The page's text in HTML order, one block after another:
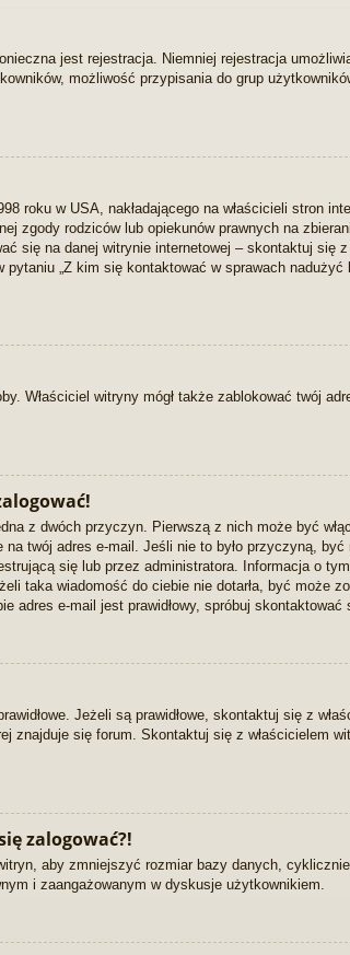
jest rejestracja. Niemniej rejestracja
możliwość przypisania do grup
roku w USA, nakładającego na właścicieli stron
zgody rodziców lub opiekunów prawnych na
się na danej witrynie internetowej – skontaktuj się
„Z kim się kontaktować w sprawach
Właściciel witryny mógł także zablokować twój
z dwóch przyczyn. Pierwszą z nich może być
twój adres e-mail. Jeśli nie to było przyczyną,
się lub przez administratora. Informacja o
taka wiadomość do ciebie nie dotarła, być może
e-mail jest prawidłowy, spróbuj skontaktować
Jeżeli są prawidłowe, skontaktuj się z
znajduje się forum. Skontaktuj się z właścicielem
zalogować?!
aby zmniejszyć rozmiar bazy danych,
i zaangażowanym w dyskusje użytkownikiem.